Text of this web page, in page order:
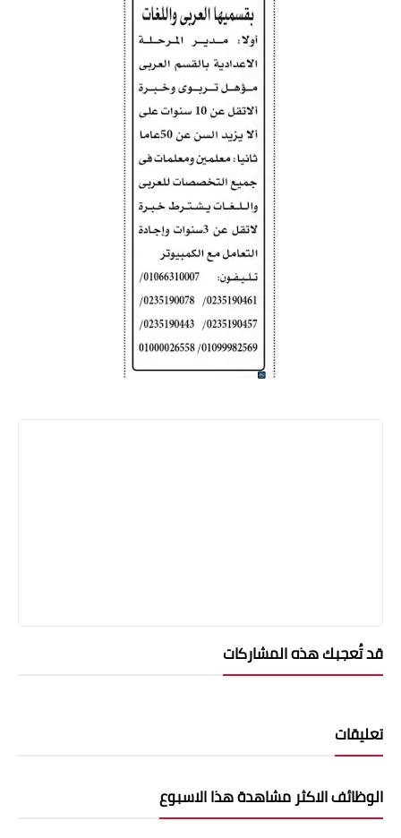
قد تُعجبك هذه المشاركات
تعليقات
الوظائف الاكثر مشاهدة هذا الاسبوع